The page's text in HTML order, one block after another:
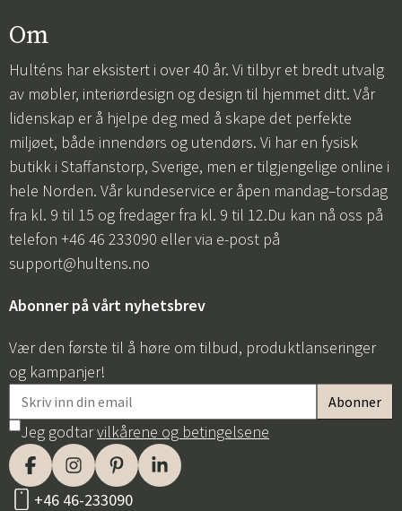
Om
Hulténs har eksistert i over 40 år. Vi tilbyr et bredt utvalg
av møbler, interiørdesign og design til hjemmet ditt. Vår
lidenskap er å hjelpe deg med å skape det perfekte
miljøet, både innendørs og utendørs. Vi har en fysisk
butikk i Staffanstorp, Sverige, men er tilgjengelige online i
hele Norden. Vår kundeservice er åpen mandag–torsdag
fra kl. 9 til 15 og fredager fra kl. 9 til 12.Du kan nå oss på
telefon +46 46 233090 eller via e-post på
support@hultens.no
Abonner på vårt nyhetsbrev
Vær den første til å høre om tilbud, produktlanseringer
og kampanjer!
Jeg godtarvilkårene og betingelsene
+46 46-233090